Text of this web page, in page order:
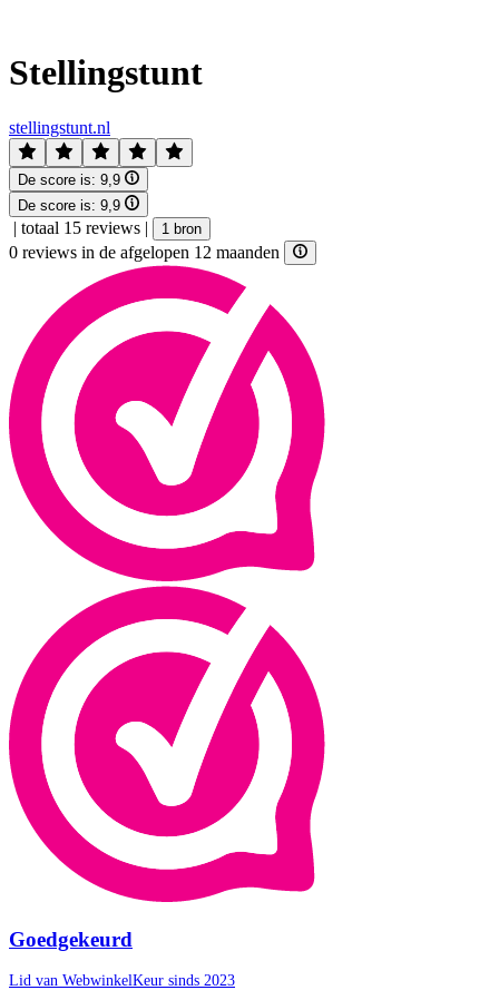
Stellingstunt
stellingstunt.nl
De score is: 9,9
De score is: 9,9
| totaal 15 reviews | 1 bron
0 reviews in de afgelopen 12 maanden
Goedgekeurd
Lid van WebwinkelKeur sinds 2023